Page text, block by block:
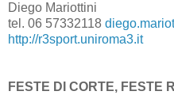
Diego Mariottini
tel. 06 57332118
http://r3sport.uniroma3.it
FESTE DI CORTE, FESTE